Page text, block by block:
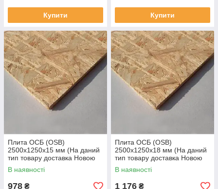
Купити Купити
Плита ОСБ (OSB)
2500х1250х15 мм (На даний
тип товару доставка Новою
поштою не здійснюється)
В наявності
978 ₴
Плита ОСБ (OSB)
2500х1250х18 мм (На даний
тип товару доставка Новою
поштою не здійснюється)
В наявності
1 176 ₴